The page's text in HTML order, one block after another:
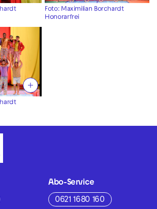
Foto: Maximilian Borchardt
Honorarfrei
Abo-Service
0621 1680 160